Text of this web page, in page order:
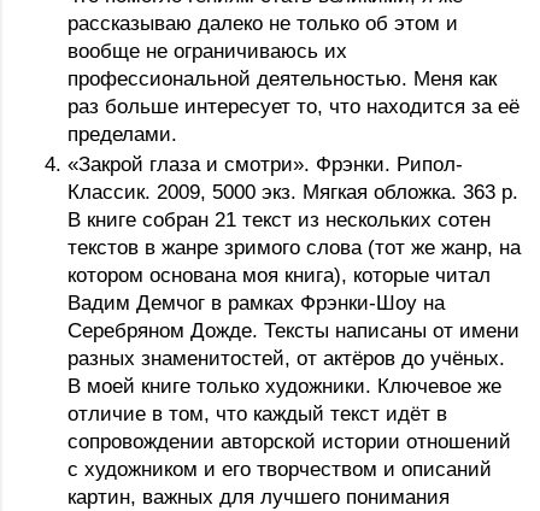
рассказываю далеко не только об этом и
вообще не ограничиваюсь их
профессиональной деятельностью. Меня как
раз больше интересует то, что находится за её
пределами.
«Закрой глаза и смотри». Фрэнки. Рипол-
Классик. 2009, 5000 экз. Мягкая обложка. 363 р.
В книге собран 21 текст из нескольких сотен
текстов в жанре зримого слова (тот же жанр, на
котором основана моя книга), которые читал
Вадим Демчог в рамках Фрэнки-Шоу на
Серебряном Дожде. Тексты написаны от имени
разных знаменитостей, от актёров до учёных.
В моей книге только художники. Ключевое же
отличие в том, что каждый текст идёт в
сопровождении авторской истории отношений
с художником и его творчеством и описаний
картин, важных для лучшего понимания